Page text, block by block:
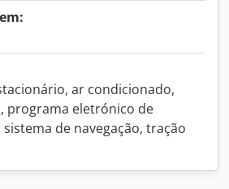
ar condicionado,
programa eletrónico de
sistema de navegação, tração